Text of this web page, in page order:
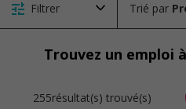
Filtrer Trié par
Trouvez un emploi
255résultat(s) trouvé(s)